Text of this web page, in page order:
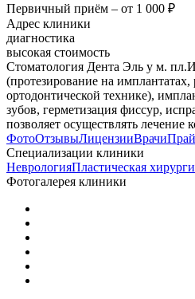
Первичный приём – от 1 000 ₽
Адрес клиники
диагностика
высокая стоимость
Стоматология Дента Эль у м.
(протезирование на
ортодонтической технике),
зубов, герметизация фиссур,
позволяет осуществлять лечение
ФотоОтзывыЛицензииВрачи
Специализации клиники
НеврологияПластическая
Фотогалерея клиники